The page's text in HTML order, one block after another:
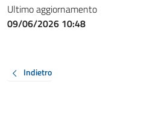
Ultimo aggiornamento
09/06/2026 10:48
Indietro